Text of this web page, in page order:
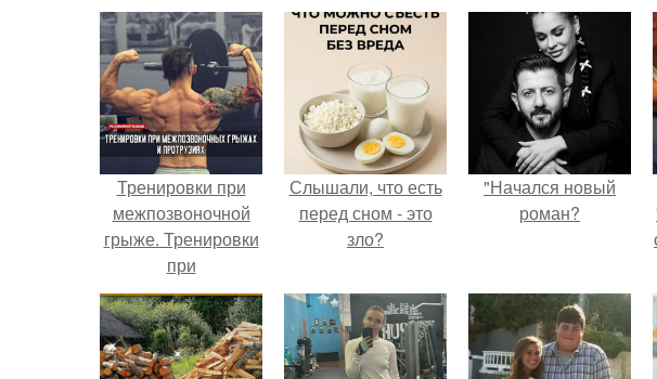
Тренировки при
межпозвоночной
грыже. Тренировки
при
межпозвоночных
грыжах и
протрузиях.
Слышали, что есть
перед сном - это
зло?
"Начался новый
роман?